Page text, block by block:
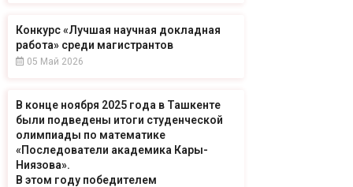
Конкурс «Лучшая научная докладная
работа» среди магистрантов
05 Май 2026
В конце ноября 2025 года в Ташкенте
были подведены итоги студенческой
олимпиады по математике
«Последователи академика Кары-
Ниязова».
В этом году победителем